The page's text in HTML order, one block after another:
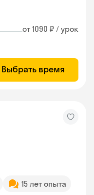
от 1090 ₽ / урок
Выбрать время
15 лет опыта